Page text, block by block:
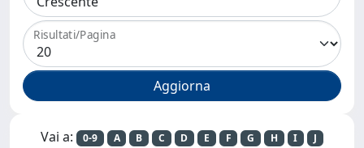
Risultati/Pagina
Vai a: 0-9 A B C D E F G H I
J